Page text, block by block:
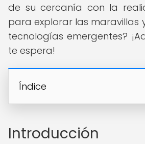
de su cercanía con la
para explorar las maravillas
tecnologías emergentes?
te espera!
Índice
Introducción